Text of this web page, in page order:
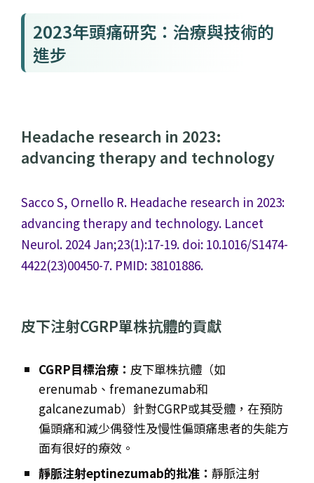
2023年頭痛研究：治療與技術的
進步
Headache research in 2023:
advancing therapy and technology
Sacco S, Ornello R. Headache research in 2023:
advancing therapy and technology. Lancet
Neurol. 2024 Jan;23(1):17-19. doi: 10.1016/S1474-
4422(23)00450-7. PMID: 38101886.
皮下注射CGRP單株抗體的貢獻
CGRP目標治療： 皮下單株抗體（如
erenumab、fremanezumab和
galcanezumab）針對CGRP或其受體，在預防
偏頭痛和減少偶發性及慢性偏頭痛患者的失能方
面有很好的療效。
靜脈注射eptinezumab的批准： 靜脈注射